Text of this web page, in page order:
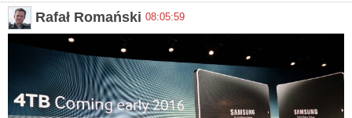
Rafał Romański 08:05:59